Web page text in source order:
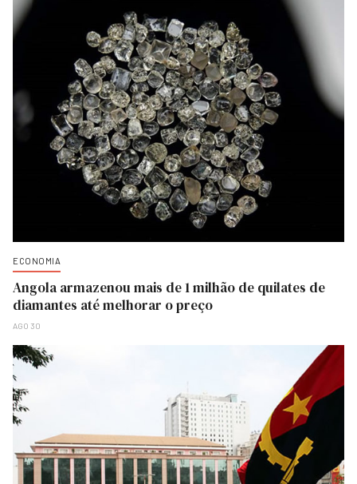
ECONOMIA
Angola armazenou mais de 1 milhão de quilates de
diamantes até melhorar o preço
AGO 30